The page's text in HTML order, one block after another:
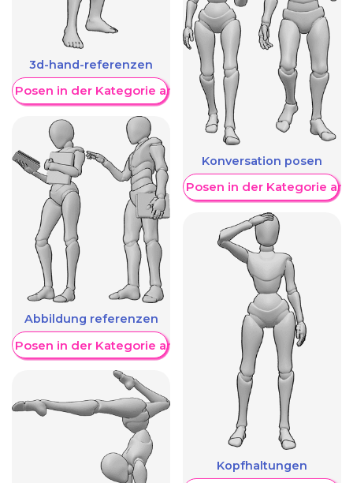
3d-hand-referenzen
Posen in der Kategorie anzeigen
Abbildung referenzen
Posen in der Kategorie anzeigen
Konversation posen
Weitere Posen in der Kategorie
Kopfhaltungen